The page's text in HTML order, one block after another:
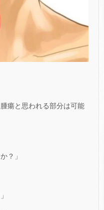
瘍と思われる部分は可能
？」